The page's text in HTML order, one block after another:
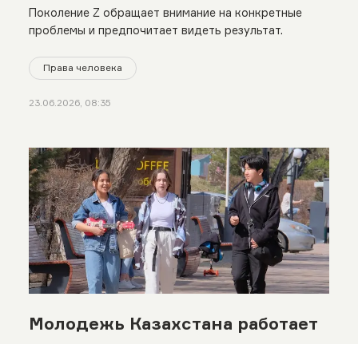
Поколение Z обращает внимание на конкретные
проблемы и предпочитает видеть результат.
Права человека
23.06.2026, 08:35
Молодежь Казахстана работает